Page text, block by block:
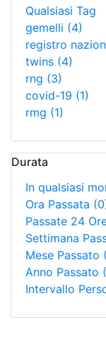
Qualsiasi Tag
gemelli (4)
registro
twins (4)
rng (3)
covid-19 (1)
rmg (1)
Durata
In qualsiasi
Ora Passata
Passate 24
Settimana
Mese Passato
Anno Passato
Intervallo